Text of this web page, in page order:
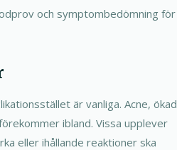
och symptombedömning för
är vanliga. Acne, ökad
ibland. Vissa upplever
eller ihållande reaktioner ska